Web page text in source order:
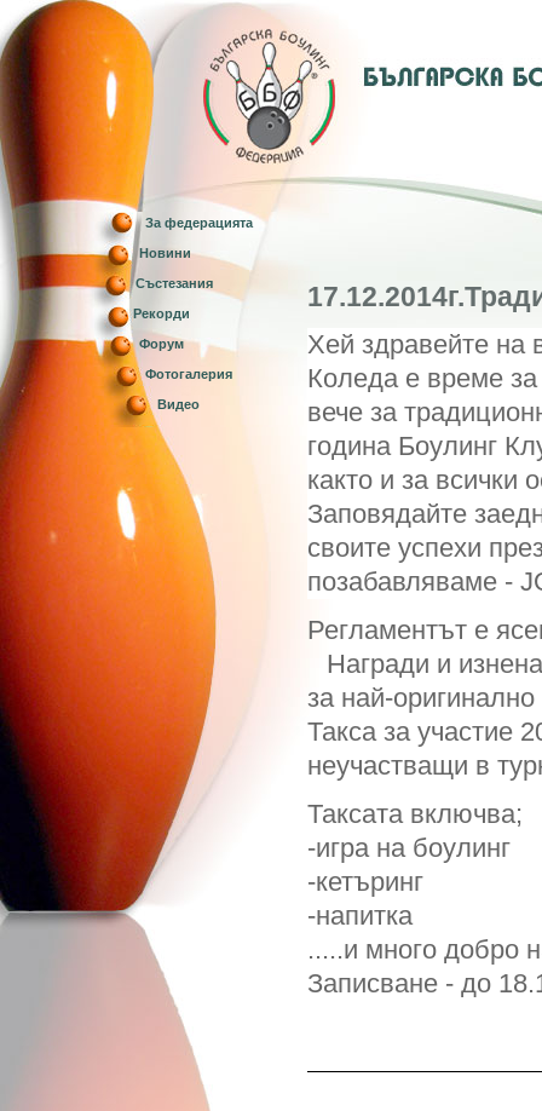
За федерацията
Новини
Състезания
Рекорди
Форум
Фотогалерия
Видео
Хей здравейте на
Коледа е време за
вече за
година Боулинг
както и за всички
Заповядайте
своите успехи
позабавляваме -
Регламентът е
Награди и
за най-
Такса за участие
неучастващи в
Таксата включва;
-игра на боулинг
-кетъринг
-напитка
.....и много добро
Записване - до